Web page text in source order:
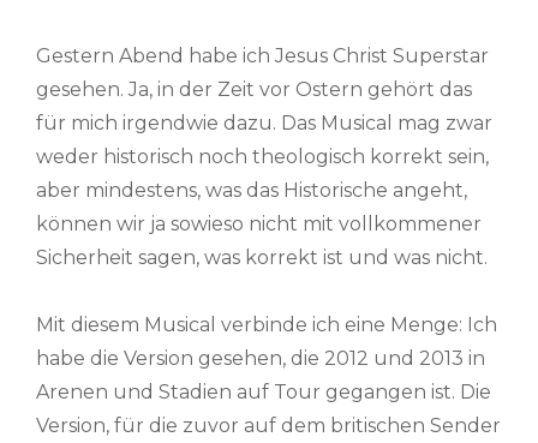
Gestern Abend habe ich Jesus Christ Superstar
gesehen. Ja, in der Zeit vor Ostern gehört das
für mich irgendwie dazu. Das Musical mag zwar
weder historisch noch theologisch korrekt sein,
aber mindestens, was das Historische angeht,
können wir ja sowieso nicht mit vollkommener
Sicherheit sagen, was korrekt ist und was nicht.
Mit diesem Musical verbinde ich eine Menge: Ich
habe die Version gesehen, die 2012 und 2013 in
Arenen und Stadien auf Tour gegangen ist. Die
Version, für die zuvor auf dem britischen Sender